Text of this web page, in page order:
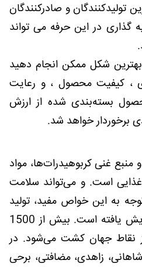
تولیدکنندگان و صادرکنندگان
گذاری در این حرفه می تواند
شکل ممکن انجام دهید
، کیفیت محصول ، و رعایت
بسته‌بندی شده از ارزش
برخوردار خواهد شد.
منبع غنی کربوهیدرات‌ها، مواد
غذایی است. و می‌تواند سلامت
به این خواص مفید، تولید
خرما در طول 30 سال افزایش یافته است. بیش از 1500
نقاط جهان کشت می‌شود. در
شاهانی، زاهدی، مضافتی، برحی